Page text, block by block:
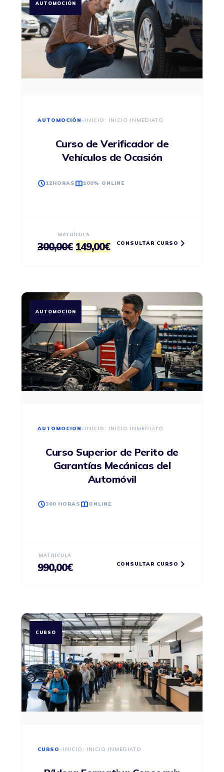
AUTOMOCIÓN
AUTOMOCIÓN • INICIO: INICIO INMEDIATO
Curso de Verificador de
Vehículos de Ocasión
12HORAS 100% ONLINE
MATRÍCULA
300,00€ El
300,00€.
149,00€El
149,00€.
CONSULTAR CURSO
AUTOMOCIÓN
AUTOMOCIÓN • INICIO: INICIO INMEDIATO
Curso Superior de Perito de
Garantías Mecánicas del
Automóvil
300 HORAS ONLINE
MATRÍCULA
990,00€ CONSULTAR CURSO
CURSO
CURSO • INICIO: INICIO INMEDIATO